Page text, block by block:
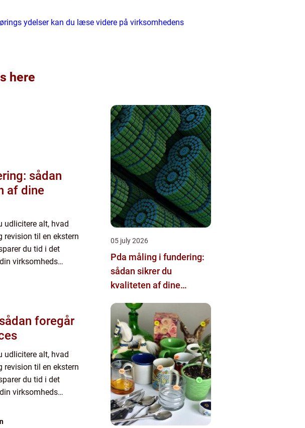
ydelser kan du læse videre på virksomhedens
here
sådan
af dine
udlicitere alt, hvad
revision til en ekstern
du tid i det
virksomheds
udlicitere alt, hvad
revision til en ekstern
du tid i det
virksomheds
05 july 2026
Pda måling i fundering:
sådan sikrer du
kvaliteten af dine